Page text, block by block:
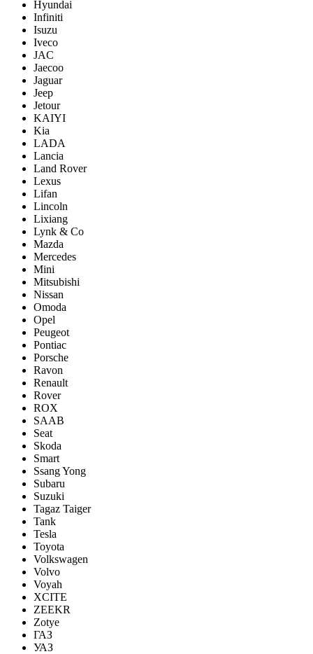
Hyundai
Infiniti
Isuzu
Iveco
JAC
Jaecoo
Jaguar
Jeep
Jetour
KAIYI
Kia
LADA
Lancia
Land Rover
Lexus
Lifan
Lincoln
Lixiang
Lynk & Co
Mazda
Mercedes
Mini
Mitsubishi
Nissan
Omoda
Opel
Peugeot
Pontiac
Porsсhe
Ravon
Renault
Rover
ROX
SAAB
Seat
Skoda
Smart
Ssang Yong
Subaru
Suzuki
Tagaz Taiger
Tank
Tesla
Toyota
Volkswagen
Volvo
Voyah
XCITE
ZEEKR
Zotye
ГАЗ
УАЗ